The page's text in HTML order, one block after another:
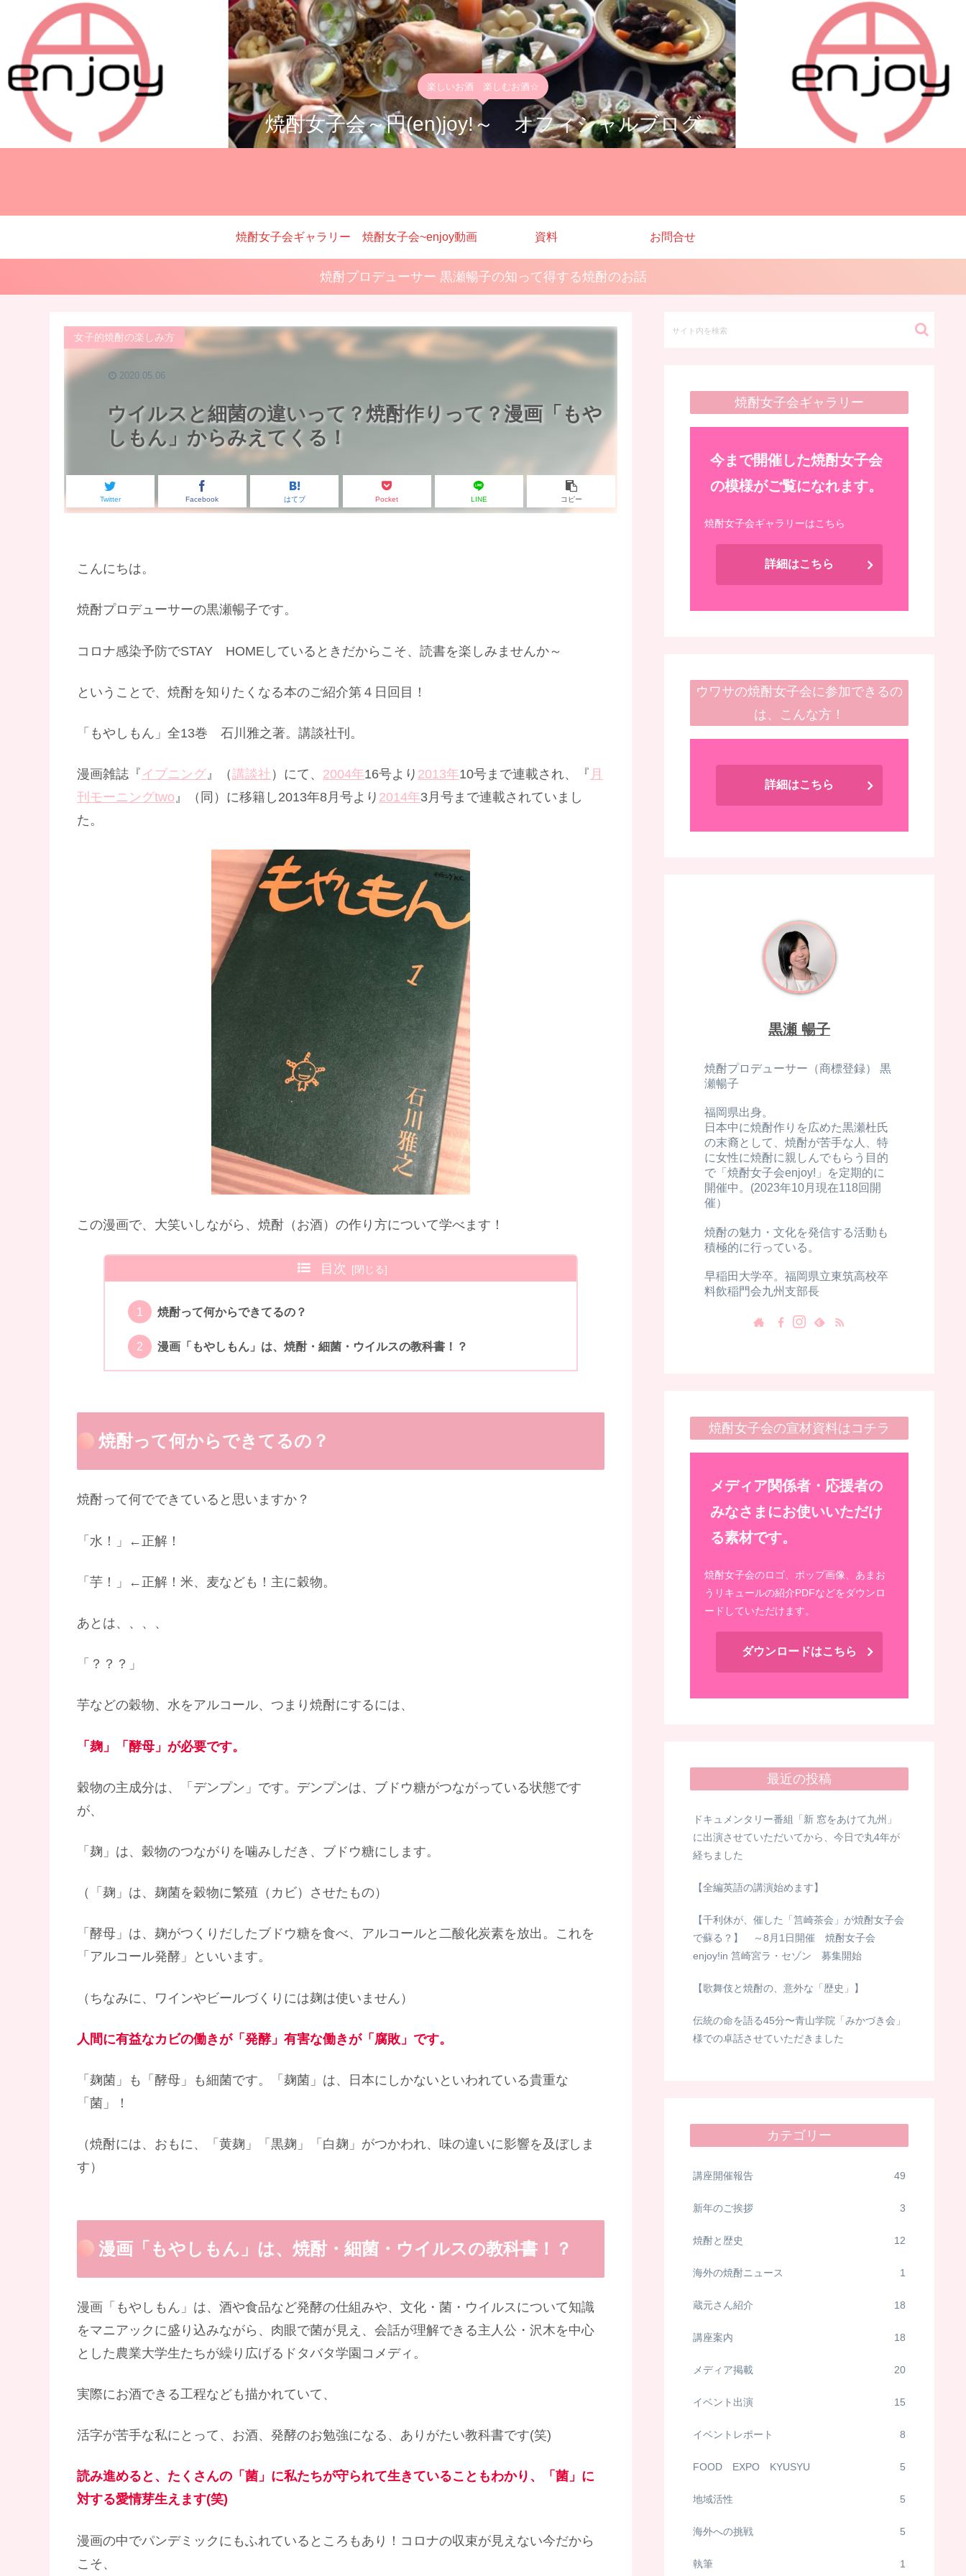
楽しいお酒 楽しむお酒☆
焼酎女子会～円(en)joy!～ オフィシャルブログ
焼酎女子会ギャラリー 焼酎女子会~enjoy動画 資料 お問合せ
焼酎プロデューサー 黒瀬暢子の知って得する焼酎のお話
ウイルスと細菌の違いって？焼酎作りって？漫画「もや
しもん」からみえてくる！
女子的焼酎の楽しみ方
Twitter Facebook はてブ Pocket LINE コピー
2020.05.06
こんにちは。
焼酎プロデューサーの黒瀬暢子です。
コロナ感染予防でSTAY HOMEしているときだからこそ、読書を楽しみませんか～
ということで、焼酎を知りたくなる本のご紹介第４日回目！
「もやしもん」全13巻 石川雅之著。講談社刊。
漫画雑誌『 イブニング』（講談社 ）にて、 2004年16号より 2013年10号まで連載され、『 月
刊モーニングtwo』（同）に移籍し2013年8月号より 2014年3月号まで連載されていまし
た。
この漫画で、大笑いしながら、焼酎（お酒）の作り方について学べます！
目次
焼酎って何からできてるの？
漫画「もやしもん」は、焼酎・細菌・ウイルスの教科書！？
焼酎って何からできてるの？
焼酎って何でできていると思いますか？
「水！」←正解！
「芋！」←正解！米、麦なども！主に穀物。
あとは、、、、
「？？？」
芋などの穀物、水をアルコール、つまり焼酎にするには、
「麹」「酵母」が必要です。
穀物の主成分は、「デンプン」です。デンプンは、ブドウ糖がつながっている状態です
が、
「麹」は、穀物のつながりを噛みしだき、ブドウ糖にします。
（「麹」は、麹菌を穀物に繁殖（カビ）させたもの）
「酵母」は、麹がつくりだしたブドウ糖を食べ、アルコールと二酸化炭素を放出。これを
「アルコール発酵」といいます。
（ちなみに、ワインやビールづくりには麹は使いません）
人間に有益なカビの働きが「発酵」有害な働きが「腐敗」です。
「麹菌」も「酵母」も細菌です。「麹菌」は、日本にしかないといわれている貴重な
「菌」！
（焼酎には、おもに、「黄麹」「黒麹」「白麹」がつかわれ、味の違いに影響を及ぼしま
す）
漫画「もやしもん」は、焼酎・細菌・ウイルスの教科書！？
漫画「もやしもん」は、酒や食品など発酵の仕組みや、文化・菌・ウイルスについて知識
をマニアックに盛り込みながら、肉眼で菌が見え、会話が理解できる主人公・沢木を中心
とした農業大学生たちが繰り広げるドタバタ学園コメディ。
実際にお酒できる工程なども描かれていて、
活字が苦手な私にとって、お酒、発酵のお勉強になる、ありがたい教科書です(笑)
読み進めると、たくさんの「菌」に私たちが守られて生きていることもわかり、「菌」に
対する愛情芽生えます(笑)
漫画の中でパンデミックにもふれているところもあり！コロナの収束が見えない今だから
こそ、
焼酎女子会ギャラリー
今まで開催した焼酎女子会
の模様がご覧になれます。
焼酎女子会ギャラリーはこちら
詳細はこちら
ウワサの焼酎女子会に参加できるの
は、こんな方！
詳細はこちら
黒瀬 暢子
焼酎プロデューサー（商標登録） 黒
瀬暢子
福岡県出身。
日本中に焼酎作りを広めた黒瀬杜氏
の末裔として、焼酎が苦手な人、特
に女性に焼酎に親しんでもらう目的
で「焼酎女子会enjoy!」を定期的に
開催中。(2023年10月現在118回開
催）
焼酎の魅力・文化を発信する活動も
積極的に行っている。
早稲田大学卒。福岡県立東筑高校卒
料飲稲門会九州支部長
焼酎女子会の宣材資料はコチラ
メディア関係者・応援者の
みなさまにお使いいただけ
る素材です。
焼酎女子会のロゴ、ポップ画像、あまお
うリキュールの紹介PDFなどをダウンロ
ードしていただけます。
ダウンロードはこちら
最近の投稿
ドキュメンタリー番組「新 窓をあけて九州」
に出演させていただいてから、今日で丸4年が
経ちました
【全編英語の講演始めます】
【千利休が、催した「筥崎茶会」が焼酎女子会
で蘇る？】 ～8月1日開催 焼酎女子会
enjoy!in 筥崎宮ラ・セゾン 募集開始
【歌舞伎と焼酎の、意外な「歴史」】
伝統の命を語る45分〜青山学院「みかづき会」
様での卓話させていただきました
カテゴリー
講座開催報告 49
新年のご挨拶 3
焼酎と歴史 12
海外の焼酎ニュース 1
蔵元さん紹介 18
講座案内 18
メディア掲載 20
イベント出演 15
イベントレポート 8
FOOD EXPO KYUSYU 5
地域活性 5
海外への挑戦 5
執筆 1